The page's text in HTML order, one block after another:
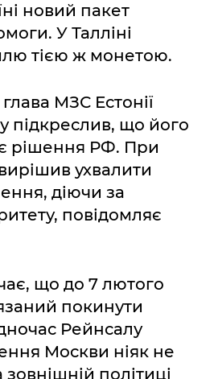
новий пакет
У Талліні
тією ж монетою.
МЗС Естонії
підкреслив, що його
рішення РФ. При
ухвалити
діючи за
повідомляє
що до 7 лютого
покинути
Рейнсалу
Москви ніяк не
політиці